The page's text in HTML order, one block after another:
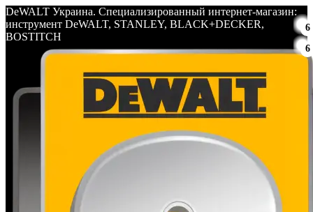
DeWALT Украина. Специализированный интернет-магазин:
инструмент DeWALT, STANLEY, BLACK+DECKER,
BOSTITCH
6
6